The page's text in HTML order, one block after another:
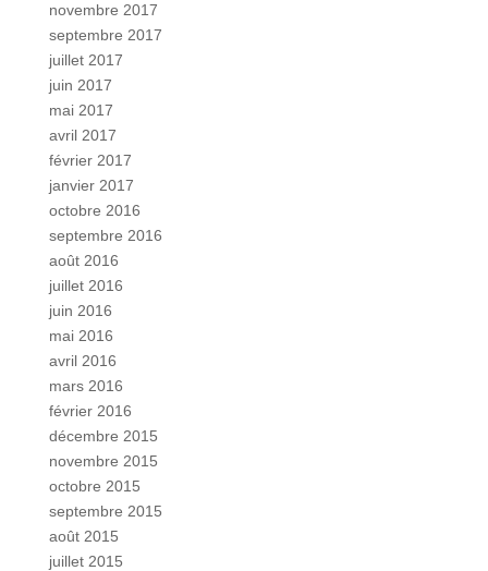
novembre 2017
septembre 2017
juillet 2017
juin 2017
mai 2017
avril 2017
février 2017
janvier 2017
octobre 2016
septembre 2016
août 2016
juillet 2016
juin 2016
mai 2016
avril 2016
mars 2016
février 2016
décembre 2015
novembre 2015
octobre 2015
septembre 2015
août 2015
juillet 2015